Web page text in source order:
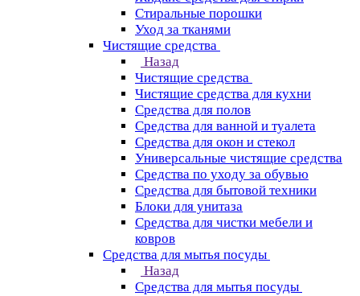
Стиральные порошки
Уход за тканями
Чистящие средства
Назад
Чистящие средства
Чистящие средства для кухни
Средства для полов
Средства для ванной и туалета
Средства для окон и стекол
Универсальные чистящие средства
Средства по уходу за обувью
Средства для бытовой техники
Блоки для унитаза
Средства для чистки мебели и
ковров
Средства для мытья посуды
Назад
Средства для мытья посуды